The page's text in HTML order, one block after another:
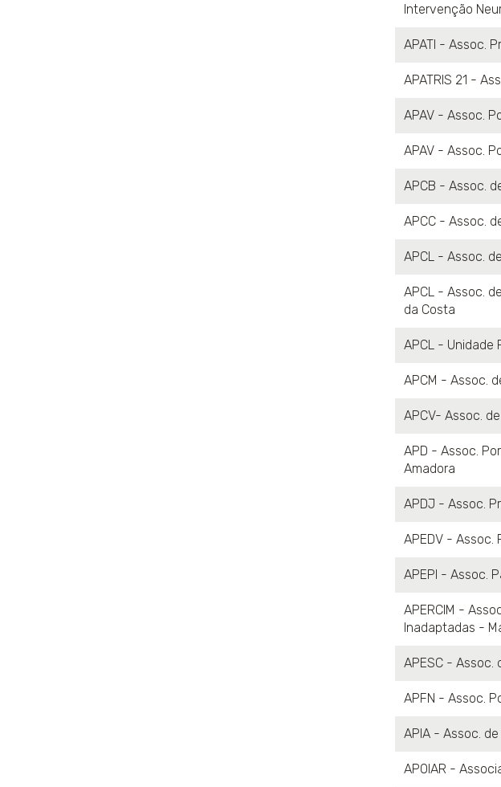
Intervenção
APATI - Assoc.
APATRIS 21 -
APAV - Assoc.
APAV - Assoc.
APCB - Assoc.
APCC - Assoc.
APCL - Assoc.
APCL - Assoc.
da Costa
APCL - Unidade
APCM - Assoc.
APCV- Assoc.
APD - Assoc.
Amadora
APDJ - Assoc.
APEDV - Assoc.
APEPI - Assoc.
APERCIM -
Inadaptadas -
APESC - Assoc.
APFN - Assoc.
APIA - Assoc.
APOIAR -